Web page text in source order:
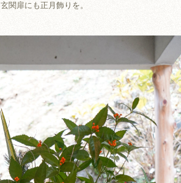
玄関扉にも正月飾りを。